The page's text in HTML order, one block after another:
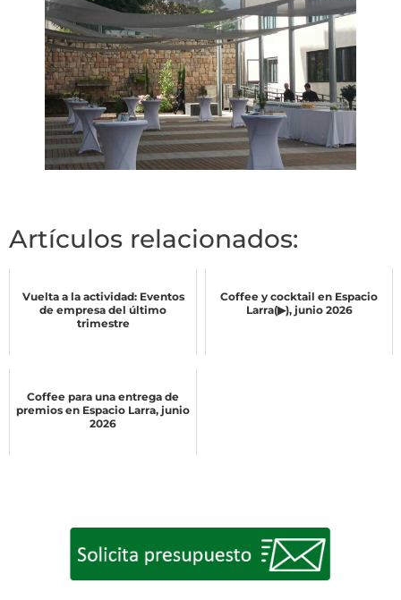
Artículos relacionados:
Vuelta a la actividad: Eventos
de empresa del último
trimestre
Coffee y cocktail en Espacio
Larra(▶), junio 2026
Coffee para una entrega de
premios en Espacio Larra, junio
2026